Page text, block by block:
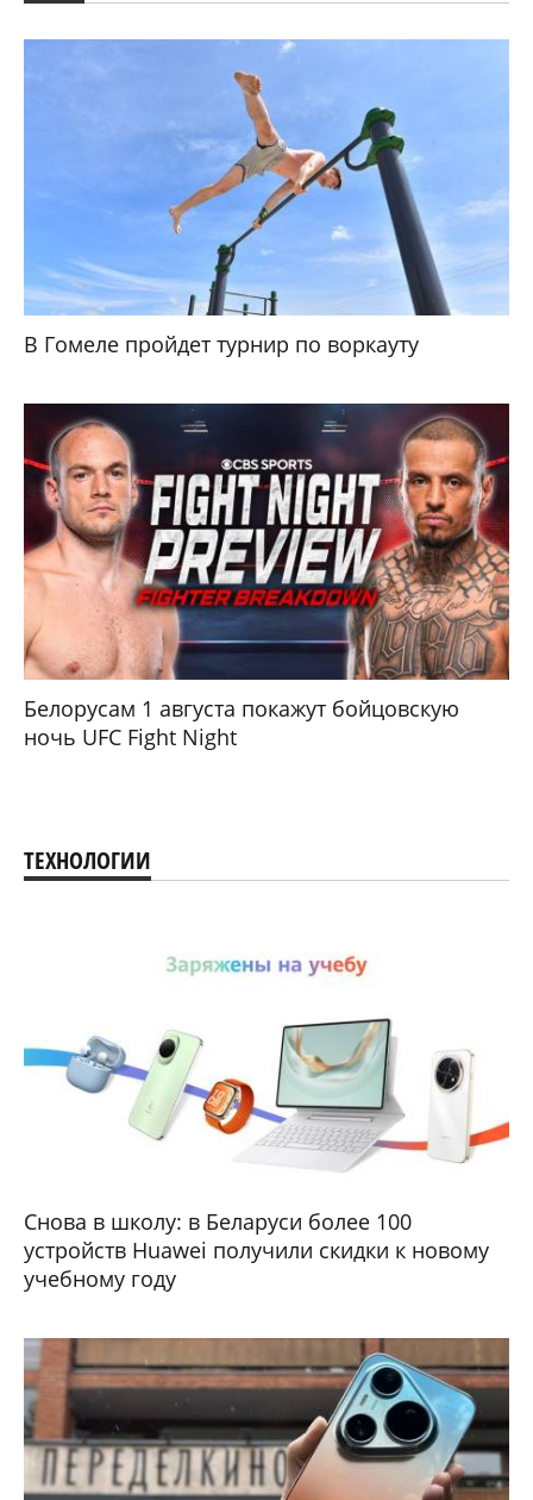
В Гомеле пройдет турнир по воркауту
Белорусам 1 августа покажут бойцовскую
ночь UFC Fight Night
ТЕХНОЛОГИИ
Снова в школу: в Беларуси более 100
устройств Huawei получили скидки к новому
учебному году